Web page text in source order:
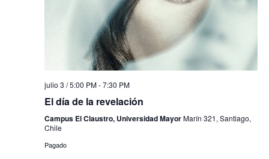
julio 3 / 5:00 PM-7:30 PM
El día de la revelación
Campus El Claustro, Universidad MayorMarín 321, Santiago,
Chile
Pagado